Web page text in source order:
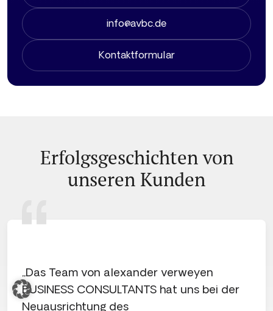
info@avbc.de
Kontaktformular
Erfolgsgeschichten von
unseren Kunden
„Das Team von alexander verweyen
BUSINESS CONSULTANTS hat uns bei der
Neuausrichtung des